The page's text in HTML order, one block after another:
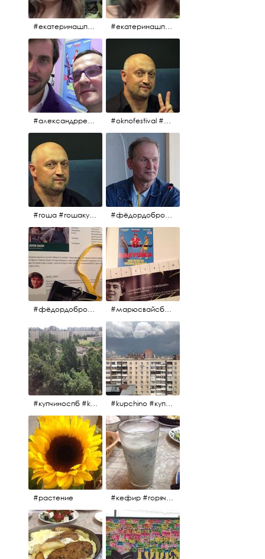
#екатеринашпица #шпица @ekaterinashpitsa #екатеринашпица #шпица @ekaterinashpitsa
#александрревва #ревва #артурпирожков #бабушкалегкогоповедения @arthurpirozhkov #oknofestival #gosha #гошакуценко
#гоша #гошакуценко #oknofestival #фёдордобронравов #кино #хорошеекино #жилибыли
#фёдордобронравов #эдуардпарри #жилибыли #иринарозанова #марюсвайсберг #александрревва #глюкоза #любовьвбольшомгороде #ххvфестивальроссийскогокино
#купчиноспб #kupchino #kupchino #купчиноспб
#растение #кефир #горячийкефир #национальноеблюдо #лаваш #вкусно